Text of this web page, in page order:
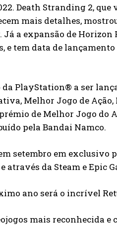
Death Stranding 2, que
mais detalhes,
a expansão de Horizon
e tem data de
PlayStation® a ser
Melhor Jogo de
de Melhor Jogo do
pela Bandai Namco.
setembro em exclusivo
através da Steam e Epic
ano será o incrível
mais reconhecida e